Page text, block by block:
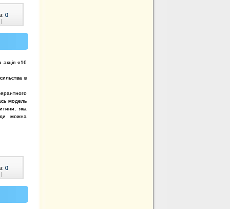
0
|
акція «16
в
модель
яка
можна
0
|